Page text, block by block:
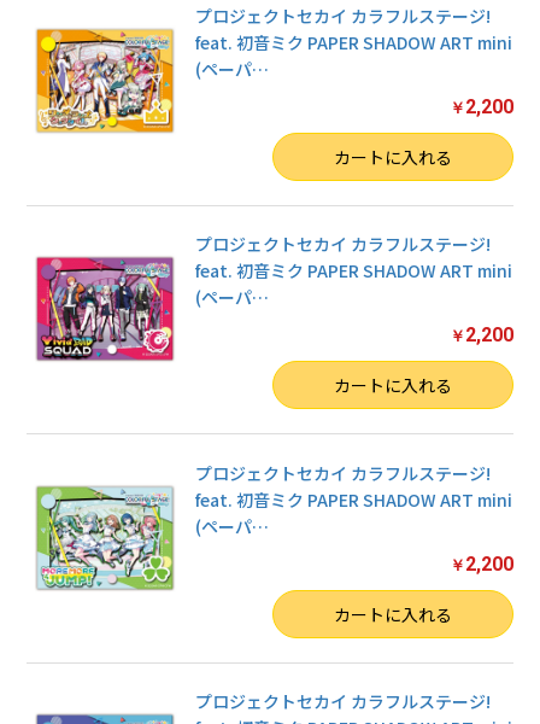
プロジェクトセカイ カラフルステージ!
feat. 初音ミク PAPER SHADOW ART mini
(ペーパ…
￥ 2,200
カートに入れる
プロジェクトセカイ カラフルステージ!
feat. 初音ミク PAPER SHADOW ART mini
(ペーパ…
￥ 2,200
カートに入れる
プロジェクトセカイ カラフルステージ!
feat. 初音ミク PAPER SHADOW ART mini
(ペーパ…
￥ 2,200
カートに入れる
プロジェクトセカイ カラフルステージ!
お買い物を続ける